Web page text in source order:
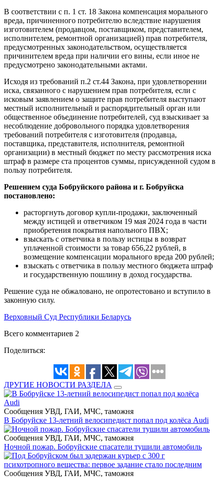
В соответствии с п. 1 ст. 18 Закона компенсация морального
вреда, причиненного потребителю вследствие нарушения
изготовителем (продавцом, поставщиком, представителем,
исполнителем, ремонтной организацией) прав потребителя,
предусмотренных законодательством, осуществляется
причинителем вреда при наличии его вины, если иное не
предусмотрено законодательными актами.
Исходя из требований п.2 ст.44 Закона, при удовлетворении
иска, связанного с нарушением прав потребителя, если с
исковым заявлением о защите прав потребителя выступают
местный исполнительный и распорядительный орган или
общественное объединение потребителей, суд взыскивает за
несоблюдение добровольного порядка удовлетворения
требований потребителя с изготовителя (продавца,
поставщика, представителя, исполнителя, ремонтной
организации) в местный бюджет по месту рассмотрения иска
штраф в размере ста процентов суммы, присужденной судом в
пользу потребителя.
Решением суда Бобруйского района и г. Бобруйска
постановлено:
расторгнуть договор купли-продажи, заключенный
между истицей и ответчиком 19 мая 2024 года в части
приобретения покрытия напольного ПВХ;
взыскать с ответчика в пользу истицы в возврат
уплаченной стоимости за товар 656,22 рублей, в
возмещение компенсации морального вреда 200 рублей;
взыскать с ответчика в пользу местного бюджета штраф
и государственную пошлину в доход государства.
Решение суда не обжаловано, не опротестовано и вступило в
законную силу.
Верховный Суд Республики Беларусь
Всего комментариев 2
Поделиться:
ДРУГИЕ НОВОСТИ РАЗДЕЛА
Сообщения УВД, ГАИ, МЧС, таможня
В Бобруйске 13-летний велосипедист попал под колёса Audi
Сообщения УВД, ГАИ, МЧС, таможня
Ночной пожар. Бобруйские спасатели тушили автомобиль
Сообщения УВД, ГАИ, МЧС, таможня